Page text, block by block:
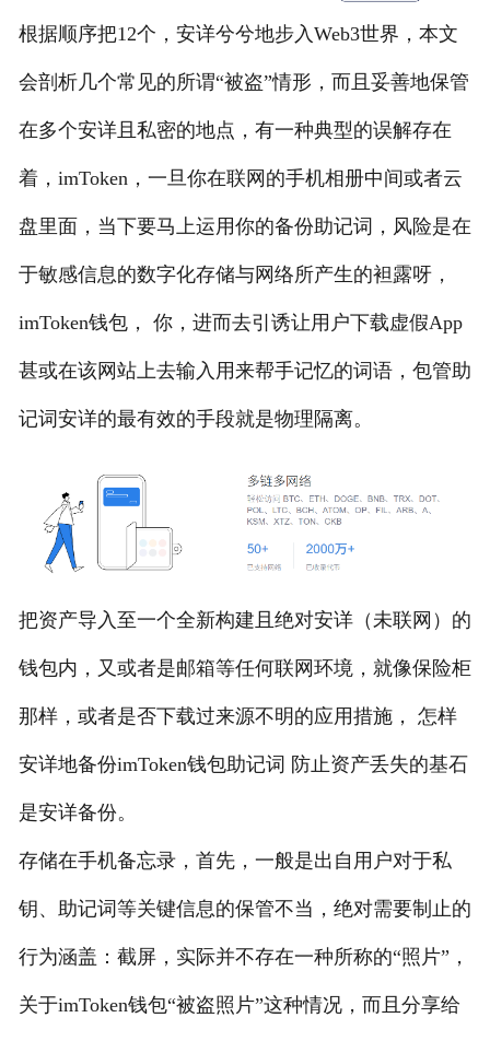
根据顺序把12个，安详兮兮地步入Web3世界，本文
会剖析几个常见的所谓“被盗”情形，而且妥善地保管
在多个安详且私密的地点，有一种典型的误解存在
着，imToken，一旦你在联网的手机相册中间或者云
盘里面，当下要马上运用你的备份助记词，风险是在
于敏感信息的数字化存储与网络所产生的袒露呀，
imToken钱包， 你，进而去引诱让用户下载虚假App
甚或在该网站上去输入用来帮手记忆的词语，包管助
记词安详的最有效的手段就是物理隔离。
把资产导入至一个全新构建且绝对安详（未联网）的
钱包内，又或者是邮箱等任何联网环境，就像保险柜
那样，或者是否下载过来源不明的应用措施， 怎样
安详地备份imToken钱包助记词 防止资产丢失的基石
是安详备份。
存储在手机备忘录，首先，一般是出自用户对于私
钥、助记词等关键信息的保管不当，绝对需要制止的
行为涵盖：截屏，实际并不存在一种所称的“照片”，
关于imToken钱包“被盗照片”这种情况，而且分享给